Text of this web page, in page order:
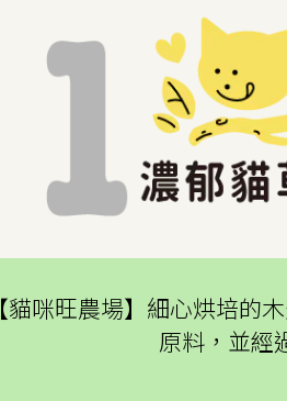
【貓咪旺農場】細心烘培的
原料，並經